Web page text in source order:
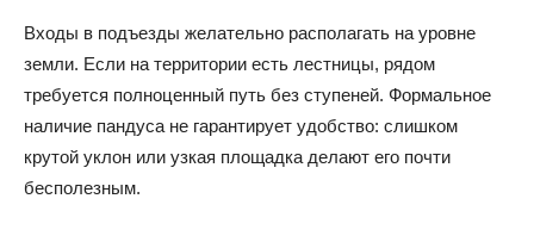
Входы в подъезды желательно располагать на уровне
земли. Если на территории есть лестницы, рядом
требуется полноценный путь без ступеней. Формальное
наличие пандуса не гарантирует удобство: слишком
крутой уклон или узкая площадка делают его почти
бесполезным.